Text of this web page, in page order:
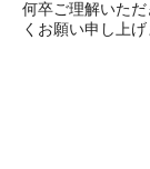
何卒ご理解いた
くお願い申し上げ